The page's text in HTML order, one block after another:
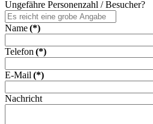
Ungefähre Personenzahl / Besucher?
Name(*)
Telefon (*)
E-Mail (*)
Nachricht